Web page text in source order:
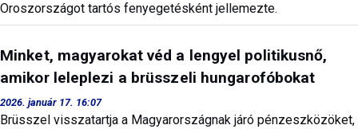
Oroszországot tartós fenyegetésként jellemezte.
Minket, magyarokat véd a lengyel politikusnő,
amikor leleplezi a brüsszeli hungarofóbokat
2026. január 17. 16:07
Brüsszel visszatartja a Magyarországnak járó pénzeszközöket,